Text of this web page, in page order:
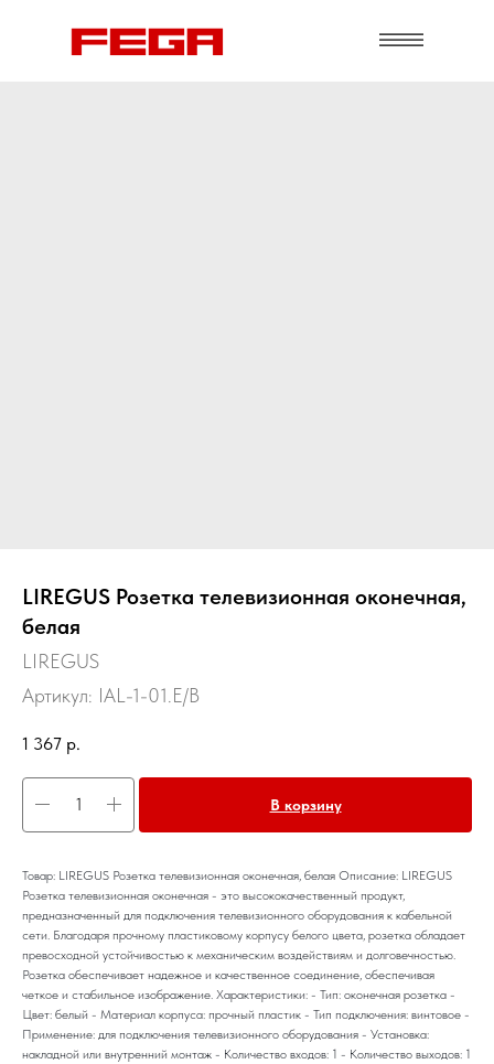
LIREGUS Розетка телевизионная оконечная,
белая
LIREGUS
Артикул: IAL-1-01.E/B
1 367 р.
В корзину
Товар: LIREGUS Розетка телевизионная оконечная, белая Описание: LIREGUS
Розетка телевизионная оконечная - это высококачественный продукт,
предназначенный для подключения телевизионного оборудования к кабельной
сети. Благодаря прочному пластиковому корпусу белого цвета, розетка обладает
превосходной устойчивостью к механическим воздействиям и долговечностью.
Розетка обеспечивает надежное и качественное соединение, обеспечивая
четкое и стабильное изображение. Характеристики: - Тип: оконечная розетка -
Цвет: белый - Материал корпуса: прочный пластик - Тип подключения: винтовое -
Применение: для подключения телевизионного оборудования - Установка:
накладной или внутренний монтаж - Количество входов: 1 - Количество выходов: 1